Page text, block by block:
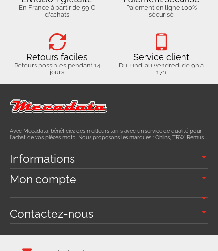
En France à partir de 59 €
d'achats
Paiement en ligne 100%
sécurisé
Retours faciles
Retours possibles pendant 14
jours
Service client
Du lundi au vendredi de 9h à
17h
Avec Mecadata, bénéficiez des meilleurs tarifs avec un service de qualité pour
l'achat de vos pièces moto. Nous proposons les marques : Ohlins, TRW, Remus ...
Informations
Mon compte
Contactez-nous